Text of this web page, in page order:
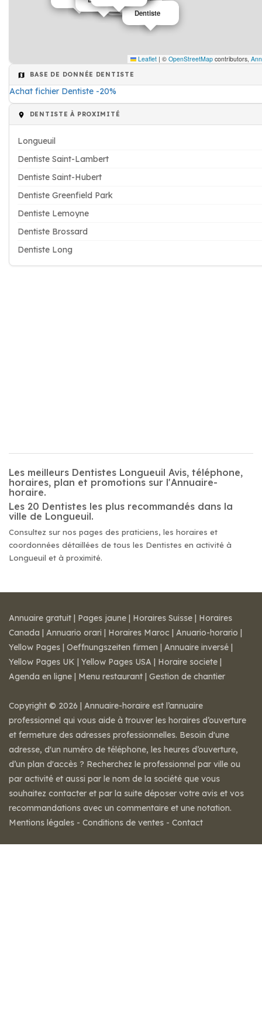
Dentiste
Leaflet | © OpenStreetMap contributors,
BASE DE DONNÉE DENTISTE
Achat fichier Dentiste -20%
DENTISTE À PROXIMITÉ
Longueuil
Dentiste Saint-Lambert
Dentiste Saint-Hubert
Dentiste Greenfield Park
Dentiste Lemoyne
Dentiste Brossard
Dentiste Long
Les meilleurs Dentistes Longueuil Avis, téléphone,
horaires, plan et promotions sur l'Annuaire-
horaire.
Les 20 Dentistes les plus recommandés dans la
ville de Longueuil.
Consultez sur nos pages des praticiens, les horaires et
coordonnées détaillées de tous les Dentistes en activité à
Longueuil et à proximité.
Annuaire gratuit | Pages jaune | Horaires Suisse | Horaires
Canada | Annuario orari | Horaires Maroc | Anuario-horario |
Yellow Pages | Oeffnungszeiten firmen | Annuaire inversé |
Yellow Pages UK | Yellow Pages USA | Horaire societe |
Agenda en ligne | Menu restaurant | Gestion de chantier
Copyright © 2026 | Annuaire-horaire est l’annuaire
professionnel qui vous aide à trouver les horaires d’ouverture
et fermeture des adresses professionnelles. Besoin d'une
adresse, d'un numéro de téléphone, les heures d’ouverture,
d’un plan d'accès ? Recherchez le professionnel par ville ou
par activité et aussi par le nom de la société que vous
souhaitez contacter et par la suite déposer votre avis et vos
recommandations avec un commentaire et une notation.
Mentions légales - Conditions de ventes - Contact